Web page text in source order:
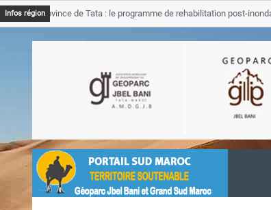
Infos région
Province de Tata : le programme de rehabilitation post-inondations